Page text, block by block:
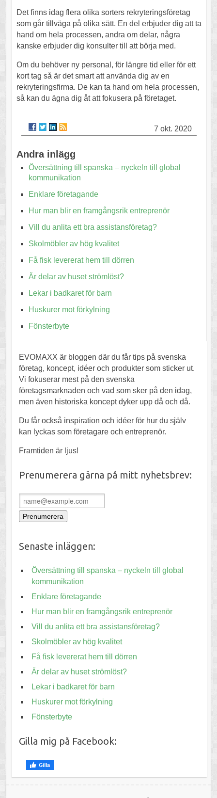
Det finns idag flera olika sorters rekryteringsföretag
som går tillväga på olika sätt. En del erbjuder dig att ta
hand om hela processen, andra om delar, några
kanske erbjuder dig konsulter till att börja med.
Om du behöver ny personal, för längre tid eller för ett
kort tag så är det smart att använda dig av en
rekryteringsfirma. De kan ta hand om hela processen,
så kan du ägna dig åt att fokusera på företaget.
7 okt. 2020
Andra inlägg
Översättning till spanska – nyckeln till global
kommunikation
Enklare företagande
Hur man blir en framgångsrik entreprenör
Vill du anlita ett bra assistansföretag?
Skolmöbler av hög kvalitet
Få fisk levererat hem till dörren
Är delar av huset strömlöst?
Lekar i badkaret för barn
Huskurer mot förkylning
Fönsterbyte
EVOMAXX är bloggen där du får tips på svenska
företag, koncept, idéer och produkter som sticker ut.
Vi fokuserar mest på den svenska
företagsmarknaden och vad som sker på den idag,
men även historiska koncept dyker upp då och då.
Du får också inspiration och idéer för hur du själv
kan lyckas som företagare och entreprenör.
Framtiden är ljus!
Prenumerera gärna på mitt nyhetsbrev:
Senaste inläggen:
Översättning till spanska – nyckeln till global
kommunikation
Enklare företagande
Hur man blir en framgångsrik entreprenör
Vill du anlita ett bra assistansföretag?
Skolmöbler av hög kvalitet
Få fisk levererat hem till dörren
Är delar av huset strömlöst?
Lekar i badkaret för barn
Huskurer mot förkylning
Fönsterbyte
Gilla mig på Facebook: